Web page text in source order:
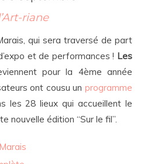
riane
qui sera traversé de part
et de performances ! Les
pour la 4ème année
ont cousu un programme
les 28 lieux qui accueillent le
nouvelle édition “Sur le fil”.